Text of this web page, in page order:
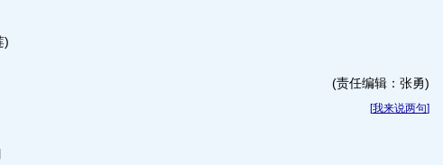
(责任编辑：张勇)
[我来说两句]